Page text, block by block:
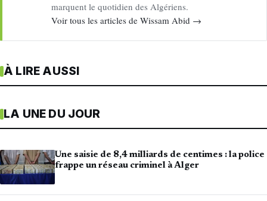
marquent le quotidien des Algériens.
Voir tous les articles de Wissam Abid →
À LIRE AUSSI
LA UNE DU JOUR
Une saisie de 8,4 milliards de centimes : la police
frappe un réseau criminel à Alger